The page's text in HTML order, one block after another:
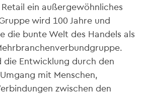
ein außergewöhnliches
wird 100 Jahre und
die bunte Welt des Handels als
die Entwicklung durch den
mit Menschen,
zwischen den